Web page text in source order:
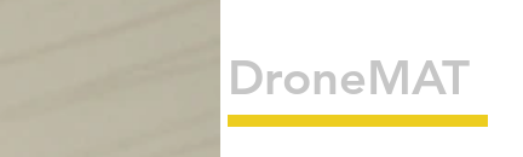
DroneMAT